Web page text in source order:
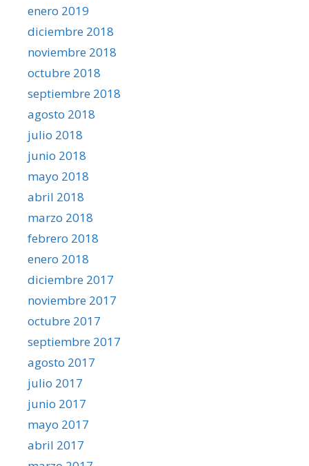
enero 2019
diciembre 2018
noviembre 2018
octubre 2018
septiembre 2018
agosto 2018
julio 2018
junio 2018
mayo 2018
abril 2018
marzo 2018
febrero 2018
enero 2018
diciembre 2017
noviembre 2017
octubre 2017
septiembre 2017
agosto 2017
julio 2017
junio 2017
mayo 2017
abril 2017